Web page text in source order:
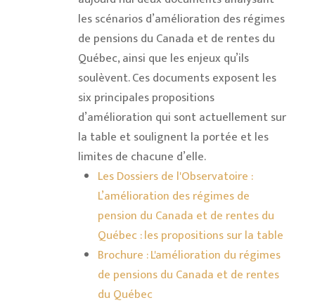
les scénarios d’amélioration des régimes
de pensions du Canada et de rentes du
Québec, ainsi que les enjeux qu’ils
soulèvent. Ces documents exposent les
six principales propositions
d’amélioration qui sont actuellement sur
la table et soulignent la portée et les
limites de chacune d’elle.
Les Dossiers de l'Observatoire :
L’amélioration des régimes de
pension du Canada et de rentes du
Québec : les propositions sur la table
Brochure : L'amélioration du régimes
de pensions du Canada et de rentes
du Québec